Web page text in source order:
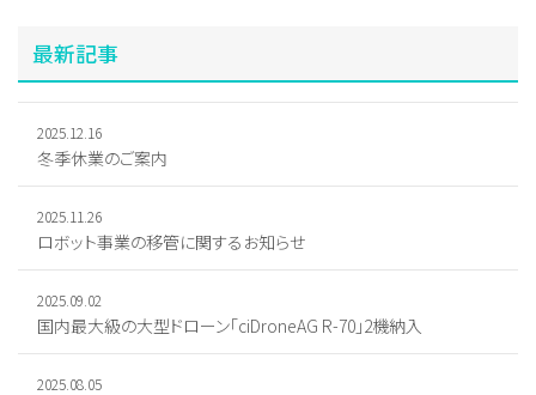
最新記事
2025.12.16
冬季休業のご案内
2025.11.26
ロボット事業の移管に関するお知らせ
2025.09.02
国内最大級の大型ドローン「ciDroneAG R-70」2機納入
2025.08.05